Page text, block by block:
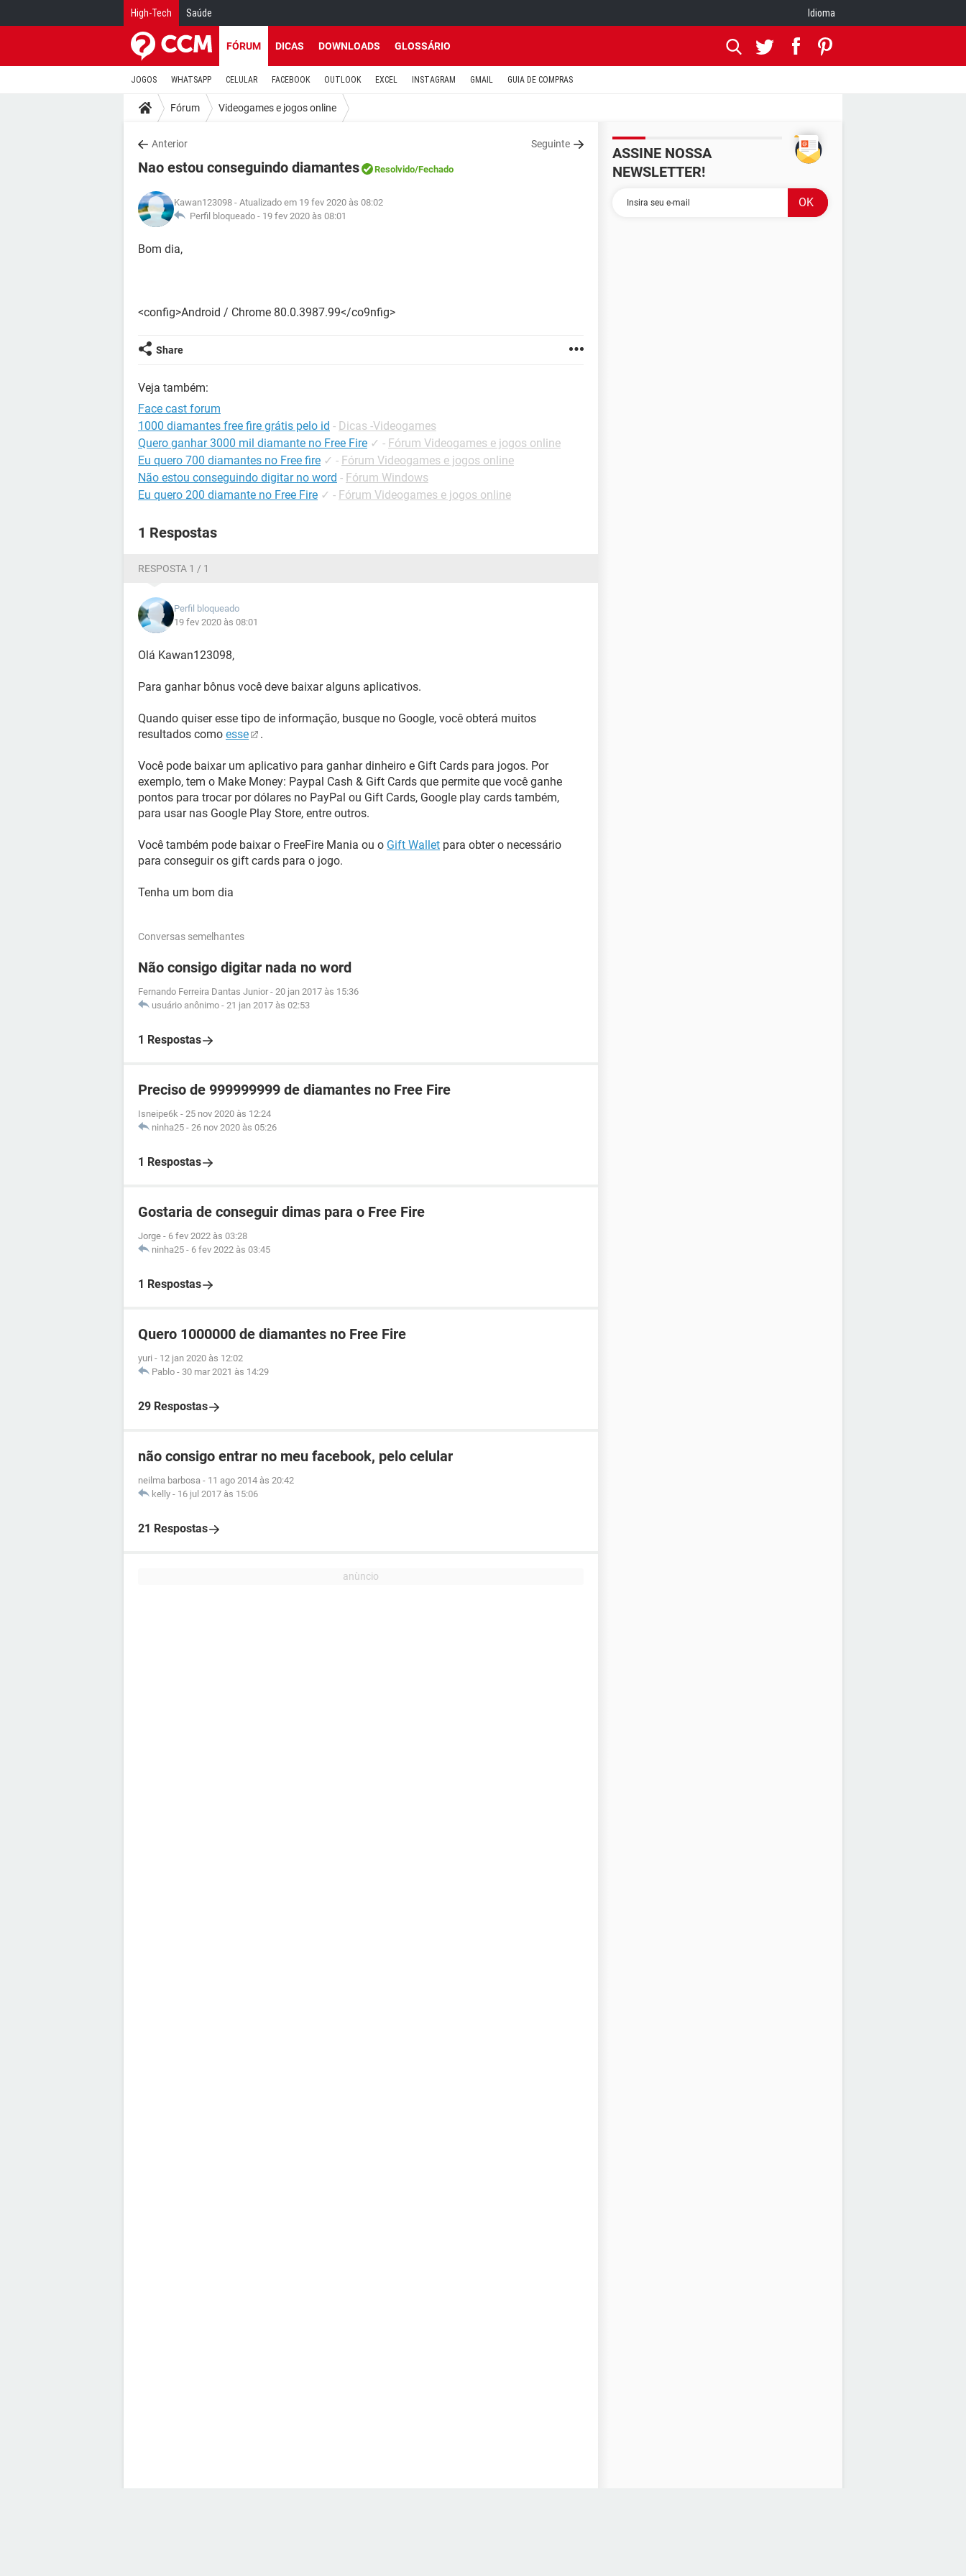
High-Tech Saúde Idioma
FÓRUM DICAS DOWNLOADS GLOSSÁRIO
JOGOS WHATSAPP CELULAR FACEBOOK OUTLOOK EXCEL INSTAGRAM GMAIL GUIA DE COMPRAS
Fórum Videogames e jogos online
Anterior Seguinte
Nao estou conseguindo diamantes Resolvido/Fechado
Kawan123098 - Atualizado em 19 fev 2020 às 08:02
Perfil bloqueado - 19 fev 2020 às 08:01
Bom dia,
<config>Android / Chrome 80.0.3987.99</co9nfig>
Share
Veja também:
Face cast forum
1000 diamantes free fire grátis pelo id - Dicas -Videogames
Quero ganhar 3000 mil diamante no Free Fire ✓ - Fórum Videogames e jogos online
Eu quero 700 diamantes no Free fire ✓ - Fórum Videogames e jogos online
Não estou conseguindo digitar no word - Fórum Windows
Eu quero 200 diamante no Free Fire ✓ - Fórum Videogames e jogos online
1 Respostas
RESPOSTA 1 / 1
Perfil bloqueado
19 fev 2020 às 08:01
Olá Kawan123098,
Para ganhar bônus você deve baixar alguns aplicativos.
Quando quiser esse tipo de informação, busque no Google, você obterá muitos
resultados como esse .
Você pode baixar um aplicativo para ganhar dinheiro e Gift Cards para jogos. Por
exemplo, tem o Make Money: Paypal Cash & Gift Cards que permite que você ganhe
pontos para trocar por dólares no PayPal ou Gift Cards, Google play cards também,
para usar nas Google Play Store, entre outros.
Você também pode baixar o FreeFire Mania ou o Gift Wallet para obter o necessário
para conseguir os gift cards para o jogo.
Tenha um bom dia
Conversas semelhantes
Não consigo digitar nada no word
Fernando Ferreira Dantas Junior - 20 jan 2017 às 15:36
usuário anônimo - 21 jan 2017 às 02:53
1 Respostas
Preciso de 999999999 de diamantes no Free Fire
Isneipe6k - 25 nov 2020 às 12:24
ninha25 - 26 nov 2020 às 05:26
1 Respostas
Gostaria de conseguir dimas para o Free Fire
Jorge - 6 fev 2022 às 03:28
ninha25 - 6 fev 2022 às 03:45
1 Respostas
Quero 1000000 de diamantes no Free Fire
yuri - 12 jan 2020 às 12:02
Pablo - 30 mar 2021 às 14:29
29 Respostas
não consigo entrar no meu facebook, pelo celular
neilma barbosa - 11 ago 2014 às 20:42
kelly - 16 jul 2017 às 15:06
21 Respostas
ASSINE NOSSA
NEWSLETTER!